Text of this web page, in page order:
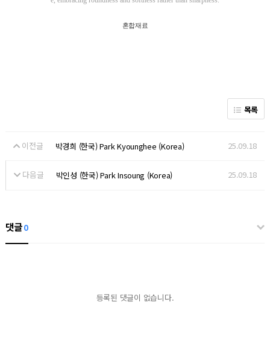
혼합재료
목록
이전글 박경희 (한국) Park Kyounghee (Korea) 25.09.18
다음글 박인성 (한국) Park Insoung (Korea) 25.09.18
댓글0
등록된 댓글이 없습니다.